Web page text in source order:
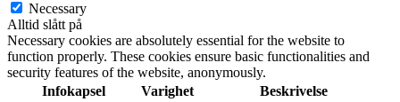
Necessary
Alltid slått på
Necessary cookies are absolutely essential for the website to
function properly. These cookies ensure basic functionalities and
security features of the website, anonymously.
Infokapsel
Varighet Beskrivelse